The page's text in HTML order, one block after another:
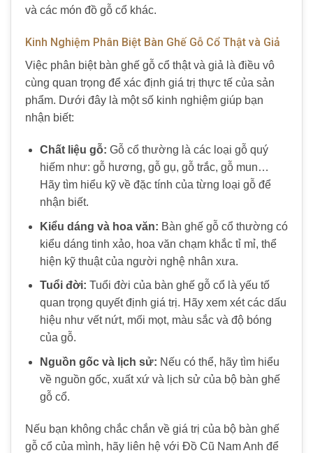
và các món đồ gỗ cổ khác.
Kinh Nghiệm Phân Biệt Bàn Ghế Gỗ Cổ Thật và Giả
Việc phân biệt bàn ghế gỗ cổ thật và giả là điều vô
cùng quan trọng để xác định giá trị thực tế của sản
phẩm. Dưới đây là một số kinh nghiệm giúp bạn
nhận biết:
Chất liệu gỗ: Gỗ cổ thường là các loại gỗ quý
hiếm như: gỗ hương, gỗ gụ, gỗ trắc, gỗ mun…
Hãy tìm hiểu kỹ về đặc tính của từng loại gỗ để
nhận biết.
Kiểu dáng và hoa văn: Bàn ghế gỗ cổthường có
kiểu dáng tinh xảo, hoa văn chạm khắc tỉ mỉ, thể
hiện kỹ thuật của người nghệ nhân xưa.
Tuổi đời: Tuổi đời của bàn ghế gỗ cổlà yếu tố
quan trọng quyết định giá trị. Hãy xem xét các dấu
hiệu như vết nứt, mối mọt, màu sắc và độ bóng
của gỗ.
Nguồn gốc và lịch sử: Nếu có thể, hãy tìm hiểu
về nguồn gốc, xuất xứ và lịch sử của bộ bàn ghế
gỗ cổ.
Nếu bạn không chắc chắn về giá trị của bộ bàn ghế
gỗ cổ của mình, hãy liên hệ với Đồ Cũ Nam Anh để